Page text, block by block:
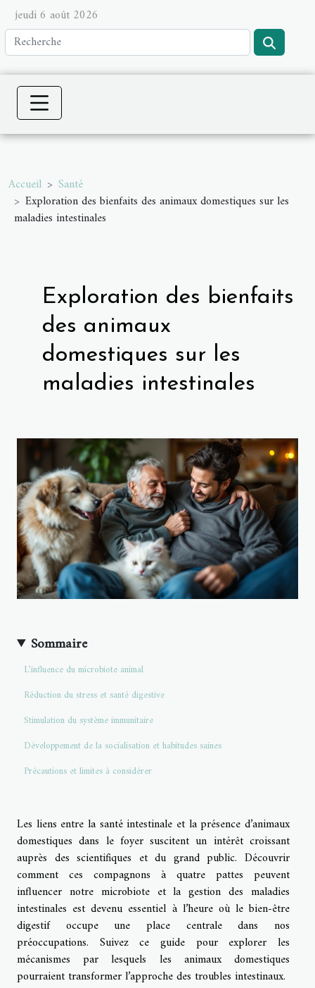
jeudi 6 août 2026
Accueil
Santé
Exploration des bienfaits des animaux domestiques sur les
maladies intestinales
Exploration des bienfaits
des animaux
domestiques sur les
maladies intestinales
Sommaire
L’influence du microbiote animal
Réduction du stress et santé digestive
Stimulation du système immunitaire
Développement de la socialisation et habitudes saines
Précautions et limites à considérer
Les liens entre la santé intestinale et la présence d’animaux
domestiques dans le foyer suscitent un intérêt croissant
auprès des scientifiques et du grand public. Découvrir
comment ces compagnons à quatre pattes peuvent
influencer notre microbiote et la gestion des maladies
intestinales est devenu essentiel à l’heure où le bien-être
digestif occupe une place centrale dans nos
préoccupations. Suivez ce guide pour explorer les
mécanismes par lesquels les animaux domestiques
pourraient transformer l’approche des troubles intestinaux.